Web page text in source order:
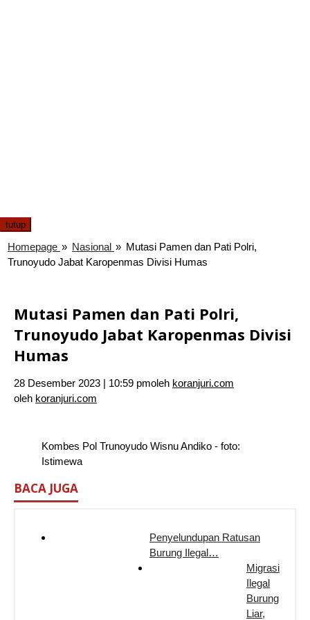
tutup
Homepage » Nasional » Mutasi Pamen dan Pati Polri,
Trunoyudo Jabat Karopenmas Divisi Humas
Mutasi Pamen dan Pati Polri,
Trunoyudo Jabat Karopenmas Divisi
Humas
28 Desember 2023 | 10:59 pmoleh koranjuri.com
oleh koranjuri.com
Kombes Pol Trunoyudo Wisnu Andiko - foto:
Istimewa
BACA JUGA
Penyelundupan Ratusan
Burung Ilegal…
Migrasi
Ilegal
Burung
Liar,